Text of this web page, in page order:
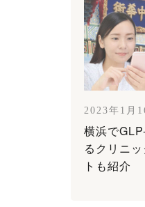
2023年1月
横浜で
るクリニ
トも紹介